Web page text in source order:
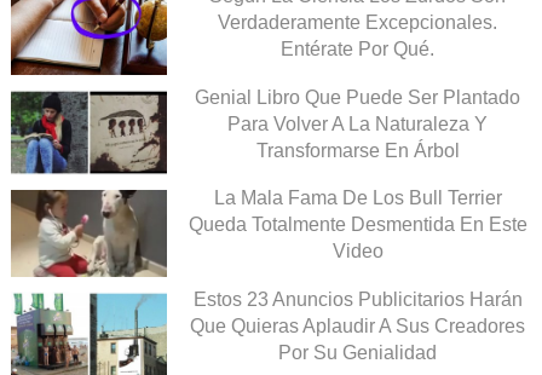
Verdaderamente Excepcionales.
Entérate Por Qué.
Genial Libro Que Puede Ser Plantado
Para Volver A La Naturaleza Y
Transformarse En Árbol
La Mala Fama De Los Bull Terrier
Queda Totalmente Desmentida En Este
Video
Estos 23 Anuncios Publicitarios Harán
Que Quieras Aplaudir A Sus Creadores
Por Su Genialidad